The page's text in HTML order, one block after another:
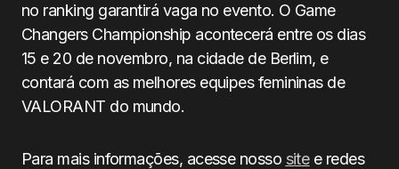
no ranking garantirá vaga no evento. O Game
Changers Championship acontecerá entre os dias
15 e 20 de novembro, na cidade de Berlim, e
contará com as melhores equipes femininas de
VALORANT do mundo.
Para mais informações, acesse nosso sitee redes